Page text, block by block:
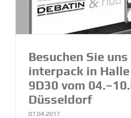
Besuchen Sie
interpack in
9D30 vom
Düsseldorf
07.04.2017